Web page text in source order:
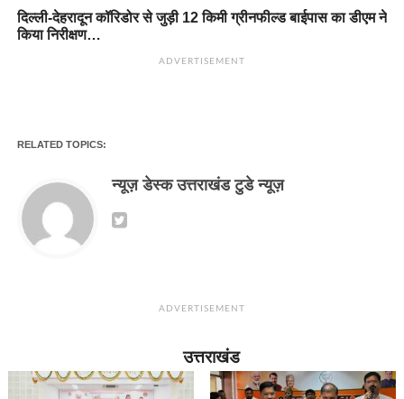
दिल्ली-देहरादून कॉरिडोर से जुड़ी 12 किमी ग्रीनफील्ड बाईपास का डीएम ने
किया निरीक्षण…
ADVERTISEMENT
RELATED TOPICS:
न्यूज़ डेस्क उत्तराखंड टुडे न्यूज़
ADVERTISEMENT
उत्तराखंड